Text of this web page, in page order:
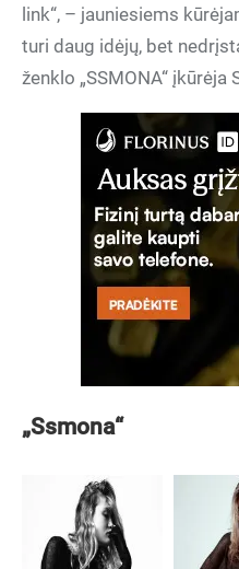
link“, – jauniesiems
turi daug idėjų, bet
ženklo „SSMONA“ įkūrėja
„Ssmona“